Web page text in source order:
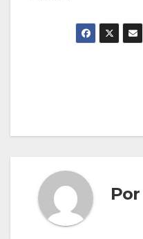
entradas
Por